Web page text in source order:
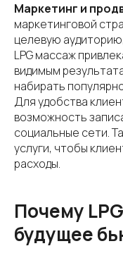
Маркетинг и
маркетинговой
целевую
LPG массаж
видимым
набирать
Для удобства
возможность
социальные сети.
услуги, чтобы
расходы.
Почему
будущее